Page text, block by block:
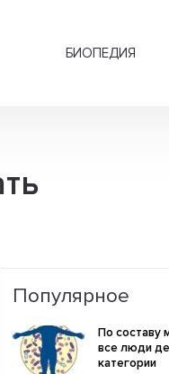
БИОПЕДИЯ
Популярное
По составу
все люди
категории